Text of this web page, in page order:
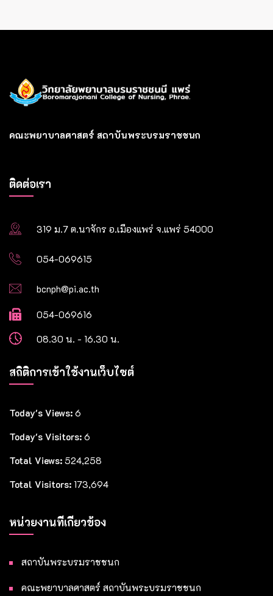
คณะพยาบาลศาสตร์ สถาบันพระบรมราชชนก
ติดต่อเรา
319 ม.7 ต.นาจักร อ.เมืองแพร่ จ.แพร่ 54000
054-069615
bcnph@pi.ac.th
054-069616
08.30 น. - 16.30 น.
สถิติการเข้าใช้งานเว็บไซต์
Today's Views: 6
Today's Visitors: 6
Total Views: 524,258
Total Visitors: 173,694
หน่วยงานที่เกี่ยวข้อง
สถาบันพระบรมราชชนก
คณะพยาบาลศาสตร์ สถาบันพระบรมราชชนก